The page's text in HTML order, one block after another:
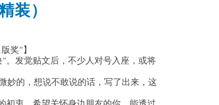
装）
奖”】
。发觉贴文后，不少人对号入座，或将
妙的，想说不敢说的话，写了出来，这